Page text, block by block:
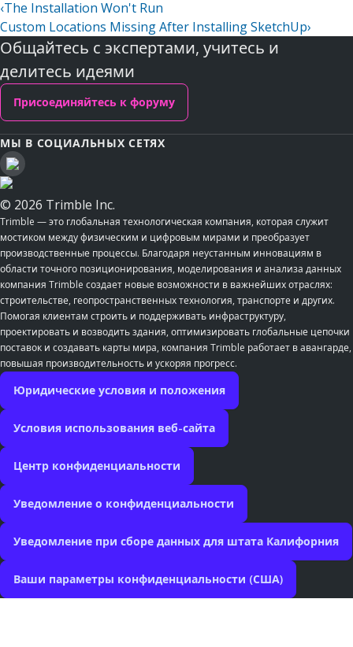
‹The Installation Won't Run
Custom Locations Missing After Installing SketchUp›
Общайтесь с экспертами, учитесь и
делитесь идеями
Присоединяйтесь к форуму
МЫ В СОЦИАЛЬНЫХ СЕТЯХ
© 2026 Trimble Inc.
Trimble — это глобальная технологическая компания, которая служит
мостиком между физическим и цифровым мирами и преобразует
производственные процессы. Благодаря неустанным инновациям в
области точного позиционирования, моделирования и анализа данных
компания Trimble создает новые возможности в важнейших отраслях:
строительстве, геопространственных технология, транспорте и других.
Помогая клиентам строить и поддерживать инфраструктуру,
проектировать и возводить здания, оптимизировать глобальные цепочки
поставок и создавать карты мира, компания Trimble работает в авангарде,
повышая производительность и ускоряя прогресс.
Юридические условия и положения
Условия использования веб-сайта
Центр конфиденциальности
Уведомление о конфиденциальности
Уведомление при сборе данных для штата Калифорния
Ваши параметры конфиденциальности (США)